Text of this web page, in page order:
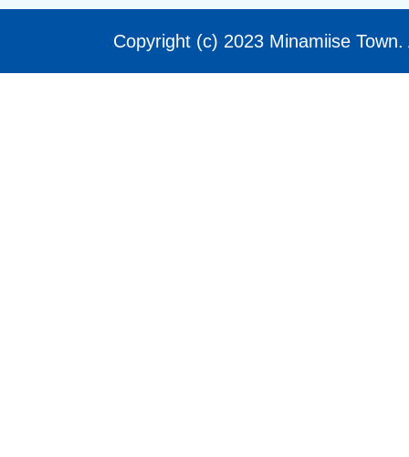
Copyright (c) 2023 Minamiise